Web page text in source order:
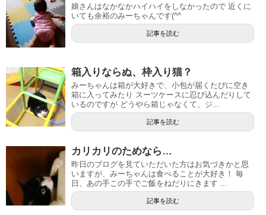
娘さんはなかなかハイハイをしなかったので 近くに
いても余裕のみーちゃんです(^^
記事を読む
箱入りならぬ、枠入り猫？
みーちゃんは箱が大好きで、小包が届くたびに空き
箱に入ってみたり スーツケースに忍び込んだりして
いるのですが どうやら箱じゃなくて、ジ...
記事を読む
カリカリのためなら…
昨日のブログを見ていただいた方はお気づきかと思
いますが、みーちゃんは食べることが大好き！ 毎
日、あの手この手でご飯をねだりにきます ...
記事を読む